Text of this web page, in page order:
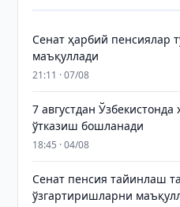
Сенат ҳарбий пенсиялар
маъқуллади
21:11 · 07/08
7 августдан
ўтказиш бошланади
18:45 · 04/08
Сенат пенсия тайинлаш
ўзгартиришларни